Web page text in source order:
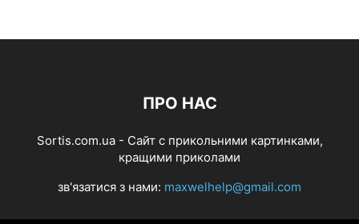
ПРО НАС
Sortis.com.ua - Cайт с прикольними картинками,
кращими приколами
зв'язатися з нами: maxwelhelp@gmail.com